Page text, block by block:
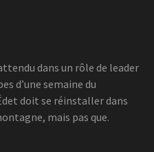
dans un rôle de leader
d’une semaine du
doit se réinstaller dans
mais pas que.